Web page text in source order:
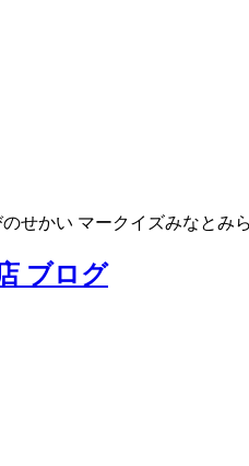
のせかい マークイズみなとみ
ブログ